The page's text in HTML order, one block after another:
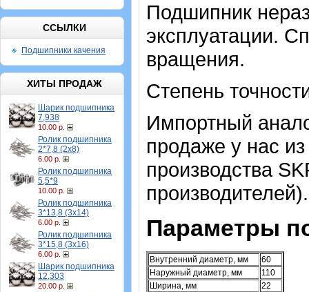
ССЫЛКИ
Подшипники качения
ХИТЫ ПРОДАЖ
Шарик подшипника
7,938
10.00 р.
Ролик подшипника
2*7,8 (2х8)
6.00 р.
Ролик подшипника
5,5*9
10.00 р.
Ролик подшипника
3*13,8 (3х14)
6.00 р.
Ролик подшипника
3*15,8 (3х16)
6.00 р.
Шарик подшипника
12,303
20.00 р.
Подшипник
эксплуатации.
вращения.
Степень
Импортный
продаже у нас
производства
производителей).
Параметры
Внутренний диаметр, мм
60
Наружный диаметр, мм
110
Ширина, мм
22